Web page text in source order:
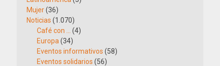
Mujer(36)
Noticias (1.070)
Café con …
(4)
Europa (34)
Eventos informativos (58)
Eventos solidarios (56)